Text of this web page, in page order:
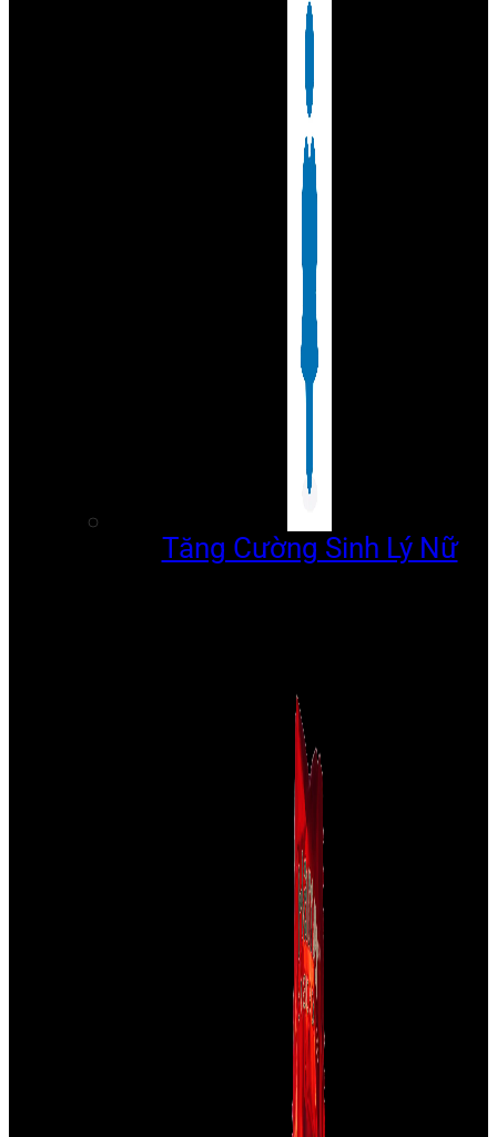
Tăng Cường Sinh Lý Nữ